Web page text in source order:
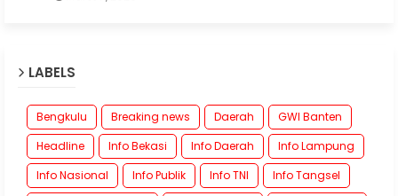
LABELS
Bengkulu Breaking news Daerah
GWI Banten
Headline
Info Bekasi Info Daerah
Info Lampung
Info Nasional
Info Publik Info TNI
Info Tangsel